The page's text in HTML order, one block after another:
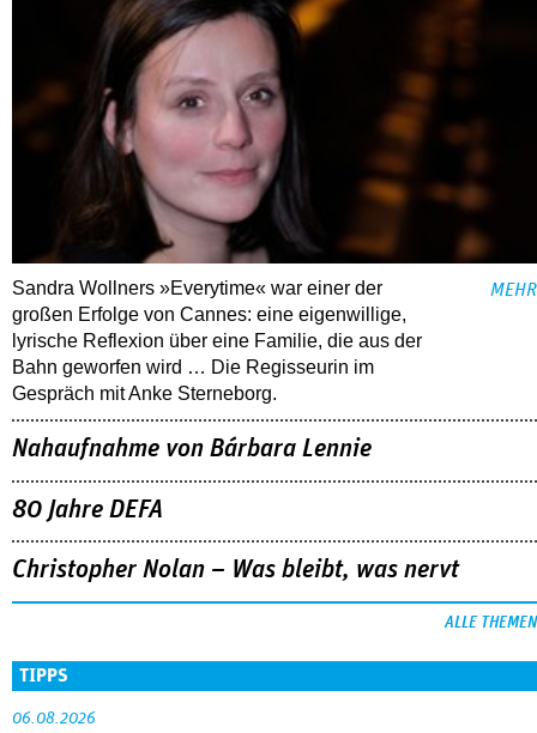
Sandra Wollners »Everytime« war einer der
großen Erfolge von Cannes: eine eigenwillige,
lyrische Reflexion über eine ­Familie, die aus der
Bahn geworfen wird … Die Regisseurin im
Gespräch mit Anke Sterneborg.
MEHR
Nahaufnahme von Bárbara Lennie
80 Jahre DEFA
Christopher Nolan – Was bleibt, was nervt
ALLE THEMEN
TIPPS
06.08.2026